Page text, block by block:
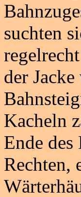
suchten
der
Kacheln
Ende
Rechten,